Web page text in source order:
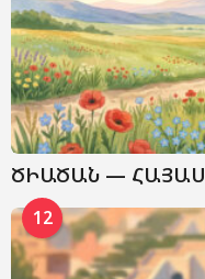
ԾԻԱԾԱՆ —
12